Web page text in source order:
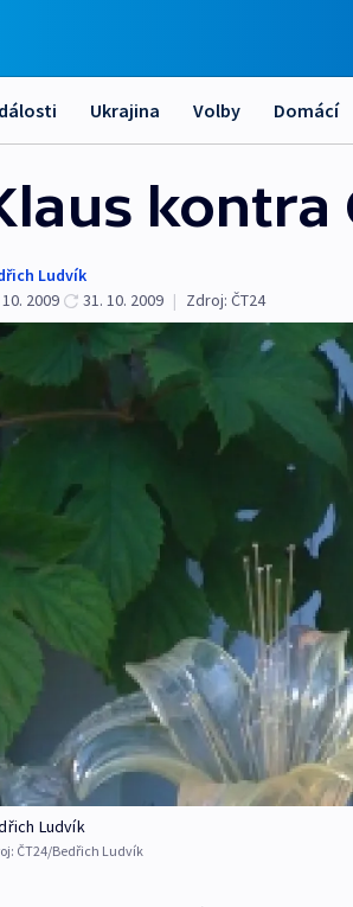
Ukrajina Volby Domácí
kontra
Ludvík
2009
31. 10. 2009 | Zdroj: ČT24
Ludvík
ČT24/Bedřich Ludvík